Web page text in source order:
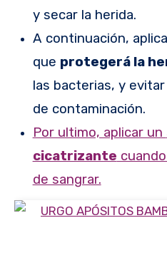
y secar la herida.
A continuación,
que protegerá la
las bacterias, y
de contaminación.
Por ultimo, aplicar un
cicatrizante
de sangrar.